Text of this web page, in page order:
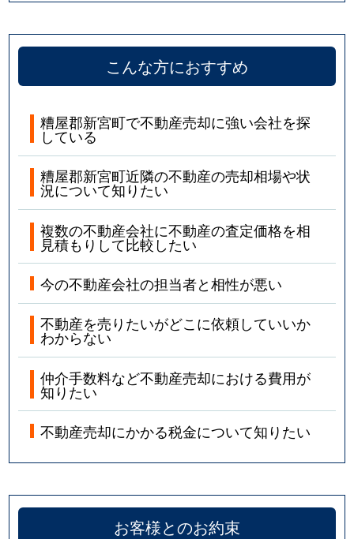
こんな方におすすめ
糟屋郡新宮町で不動産売却に強い会社を探
している
糟屋郡新宮町近隣の不動産の売却相場や状
況について知りたい
複数の不動産会社に不動産の査定価格を相
見積もりして比較したい
今の不動産会社の担当者と相性が悪い
不動産を売りたいがどこに依頼していいか
わからない
仲介手数料など不動産売却における費用が
知りたい
不動産売却にかかる税金について知りたい
お客様とのお約束